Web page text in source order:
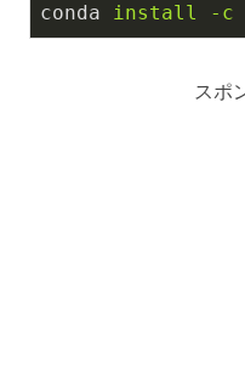
conda install -c
スポ